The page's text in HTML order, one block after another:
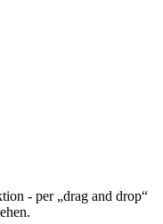
- per „drag and drop“